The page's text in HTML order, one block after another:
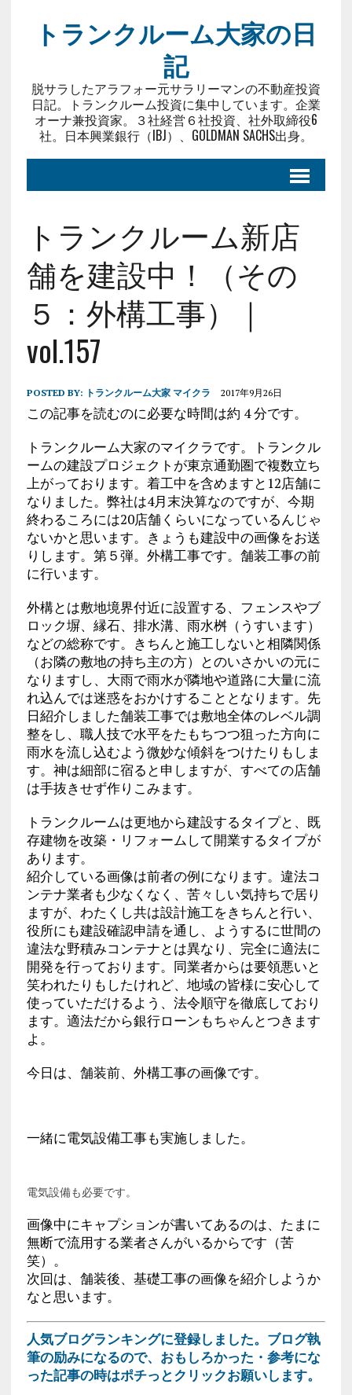
トランクルーム大家の日
記
脱サラしたアラフォー元サラリーマンの不動産投資
日記。トランクルーム投資に集中しています。企業
オーナ兼投資家。３社経営６社投資、社外取締役6
社。日本興業銀行（IBJ）、GOLDMAN SACHS出身。
トランクルーム新店
舗を建設中！（その
５：外構工事）｜
vol.157
POSTED BY: トランクルーム大家 マイクラ 2017年9月26日
この記事を読むのに必要な時間は約 4 分です。
トランクルーム大家のマイクラです。トランクル
ームの建設プロジェクトが東京通勤圏で複数立ち
上がっております。着工中を含めますと12店舗に
なりました。弊社は4月末決算なのですが、今期
終わるころには20店舗くらいになっているんじゃ
ないかと思います。きょうも建設中の画像をお送
りします。第５弾。外構工事です。舗装工事の前
に行います。
外構とは敷地境界付近に設置する、フェンスやブ
ロック塀、縁石、排水溝、雨水桝（うすいます）
などの総称です。きちんと施工しないと相隣関係
（お隣の敷地の持ち主の方）とのいさかいの元に
なりますし、大雨で雨水が隣地や道路に大量に流
れ込んでは迷惑をおかけすることとなります。先
日紹介しました舗装工事では敷地全体のレベル調
整をし、職人技で水平をたもちつつ狙った方向に
雨水を流し込むよう微妙な傾斜をつけたりもしま
す。神は細部に宿ると申しますが、すべての店舗
は手抜きせず作りこみます。
トランクルームは更地から建設するタイプと、既
存建物を改築・リフォームして開業するタイプが
あります。
紹介している画像は前者の例になります。違法コ
ンテナ業者も少なくなく、苦々しい気持ちで居り
ますが、わたくし共は設計施工をきちんと行い、
役所にも建設確認申請を通し、ようするに世間の
違法な野積みコンテナとは異なり、完全に適法に
開発を行っております。同業者からは要領悪いと
笑われたりもしたけれど、地域の皆様に安心して
使っていただけるよう、法令順守を徹底しており
ます。適法だから銀行ローンもちゃんとつきます
よ。
今日は、舗装前、外構工事の画像です。
一緒に電気設備工事も実施しました。
電気設備も必要です。
画像中にキャプションが書いてあるのは、たまに
無断で流用する業者さんがいるからです（苦
笑）。
次回は、舗装後、基礎工事の画像を紹介しようか
なと思います。
人気ブログランキングに登録しました。ブログ執
筆の励みになるので、おもしろかった・参考にな
った記事の時はポチっとクリックお願いします。